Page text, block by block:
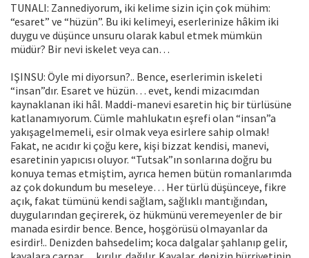
TUNALI: Zannediyorum, iki kelime sizin için çok mühim:
“esaret” ve “hüzün”. Bu iki kelimeyi, eserlerinize hâkim iki
duygu ve düşünce unsuru ola­rak kabul etmek mümkün
müdür? Bir nevi iskelet veya can…
IŞINSU: Öyle mi diyorsun?.. Bence, eserlerimin iskeleti
“insan”dır. Esaret ve hüzün… evet, kendi mizacımdan
kaynaklanan iki hâl. Maddi-manevi esaretin hiç bir türlüsüne
katlanamıyorum. Cümle mahlukatın eşrefi olan “insan”a
yakışagelmemeli, esir olmak veya esirlere sahip olmak!
Fakat, ne acıdır ki çoğu kere, kişi bizzat kendisi, manevi,
esaretinin yapıcısı oluyor. “Tutsak”ın sonlarına doğru bu
konuya temas etmiştim, ayrıca hemen bütün romanlarımda
az çok dokundum bu meseleye… Her türlü düşünceye, fikre
açık, fakat tümünü kendi sağlam, sağlıklı mantığından,
duygularından geçirerek, öz hükmünü veremeyenler de bir
manada esirdir bence. Bence, hoş­görüsü olmayanlar da
esirdir!.. Denizden bahsedelim; koca dalgalar şahlanıp gelir,